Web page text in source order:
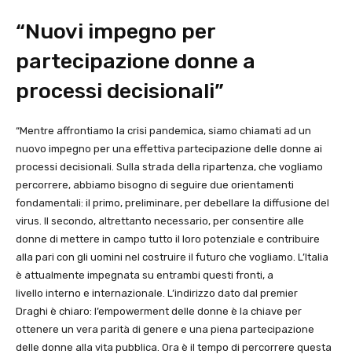
“Nuovi impegno per
partecipazione donne a
processi decisionali”
“Mentre affrontiamo la crisi pandemica, siamo chiamati ad un
nuovo impegno per una effettiva partecipazione delle donne ai
processi decisionali. Sulla strada della ripartenza, che vogliamo
percorrere, abbiamo bisogno di seguire due orientamenti
fondamentali: il primo, preliminare, per debellare la diffusione del
virus. Il secondo, altrettanto necessario, per consentire alle
donne di mettere in campo tutto il loro potenziale e contribuire
alla pari con gli uomini nel costruire il futuro che vogliamo. L’Italia
è attualmente impegnata su entrambi questi fronti, a
livello interno e internazionale. L’indirizzo dato dal premier
Draghi è chiaro: l’empowerment delle donne è la chiave per
ottenere un vera parità di genere e una piena partecipazione
delle donne alla vita pubblica. Ora è il tempo di percorrere questa